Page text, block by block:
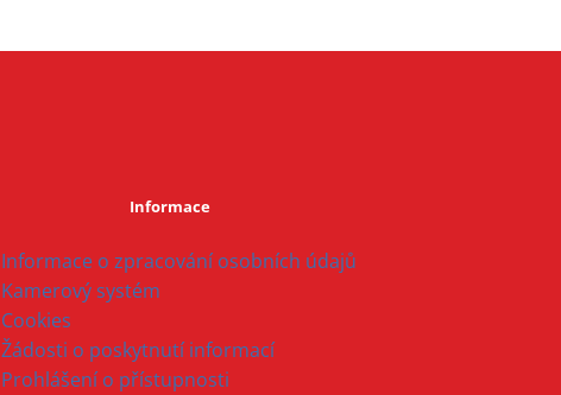
Informace
Informace o zpracování osobních údajů
Kamerový systém
Cookies
Žádosti o poskytnutí informací
Prohlášení o přístupnosti